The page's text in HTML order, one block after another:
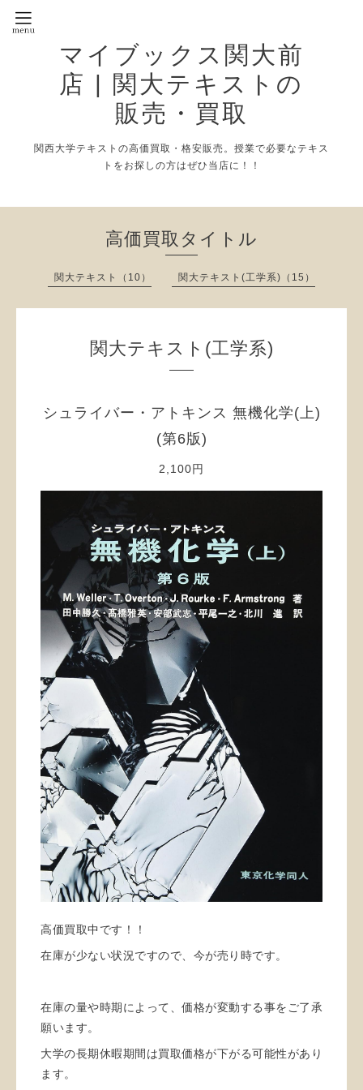
マイブックス関大前
店 | 関大テキストの
販売・買取
関西大学テキストの高価買取・格安販売。授業で必要なテキス
トをお探しの方はぜひ当店に！！
高価買取タイトル
関大テキスト（10） 関大テキスト(工学系)（15）
関大テキスト(工学系)
シュライバー・アトキンス 無機化学(上)
(第6版)
2,100円
高価買取中です！！
在庫が少ない状況ですので、今が売り時です。
在庫の量や時期によって、価格が変動する事をご了承
願います。
大学の長期休暇期間は買取価格が下がる可能性があり
ます。